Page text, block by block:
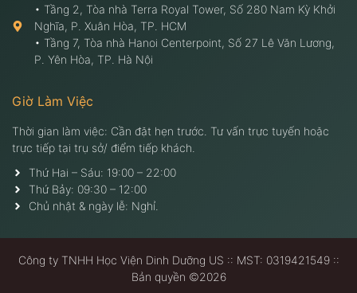
• Tầng 2, Tòa nhà Terra Royal Tower, Số 280 Nam Kỳ Khởi
Nghĩa, P. Xuân Hòa, TP. HCM
• Tầng 7, Tòa nhà Hanoi Centerpoint, Số 27 Lê Văn Lương,
P. Yên Hòa, TP. Hà Nội
Giờ Làm Việc
Thời gian làm việc: Cần đặt hẹn trước. Tư vấn trực tuyến hoặc
trực tiếp tại trụ sở/ điểm tiếp khách.
Thứ Hai – Sáu: 19:00 – 22:00
Thứ Bảy: 09:30 – 12:00
Chủ nhật & ngày lễ: Nghỉ.
Công ty TNHH Học Viện Dinh Dưỡng US :: MST: 0319421549 ::
Bản quyền ©2026